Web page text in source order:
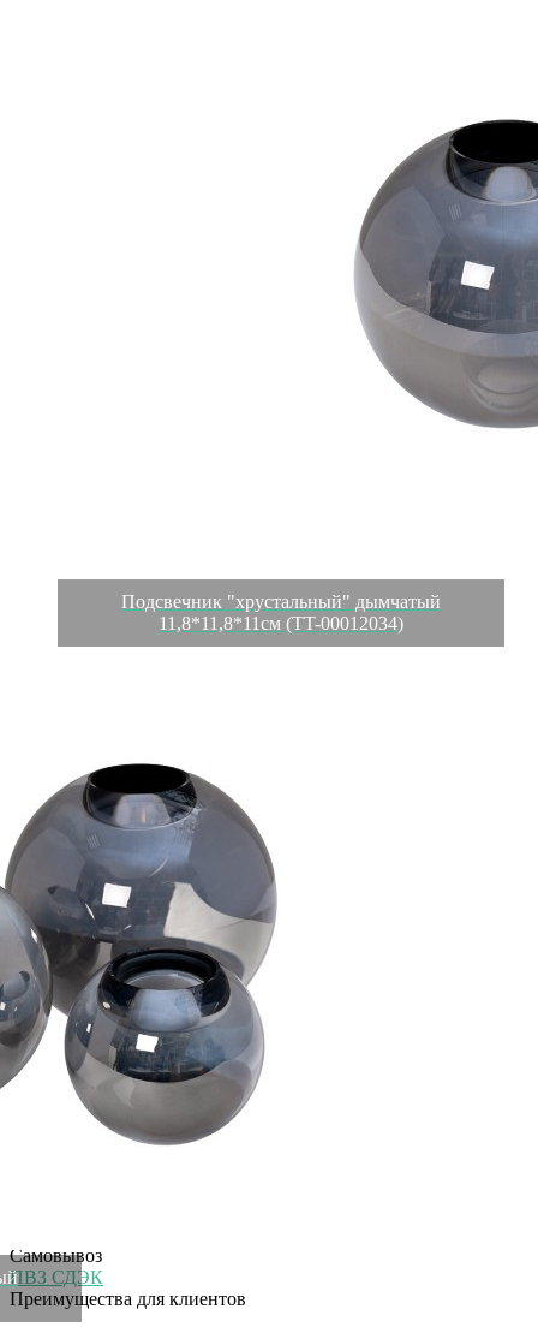
Подсвечник "хрустальный" дымчатый
11,8*11,8*11см (TT-00012034)
Характеристики
Отзывы0
Глубина
11 м
Размер
11/11/11
Высота
11 м
Ширина
11 м
Материал оптическое стекло (искусственный хрусталь)
Категория Подсвечники
Рассказать друзьям!
Купить Подсвечник "хрустальный" дымчатый 11,8*11,8*11см
(TT-00012034)
Артикул:X2240835(U)
Нет в наличии
Самовывоз
ПВЗ СДЭК
Преимущества для клиентов